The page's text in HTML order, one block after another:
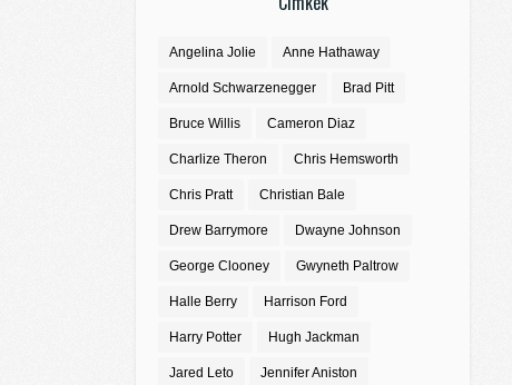
Angelina Jolie Anne Hathaway
Arnold Schwarzenegger Brad Pitt
Bruce Willis Cameron Diaz
Charlize Theron Chris Hemsworth
Chris Pratt Christian Bale
Drew Barrymore Dwayne Johnson
George Clooney Gwyneth Paltrow
Halle Berry Harrison Ford
Harry Potter Hugh Jackman
Jared Leto Jennifer Aniston